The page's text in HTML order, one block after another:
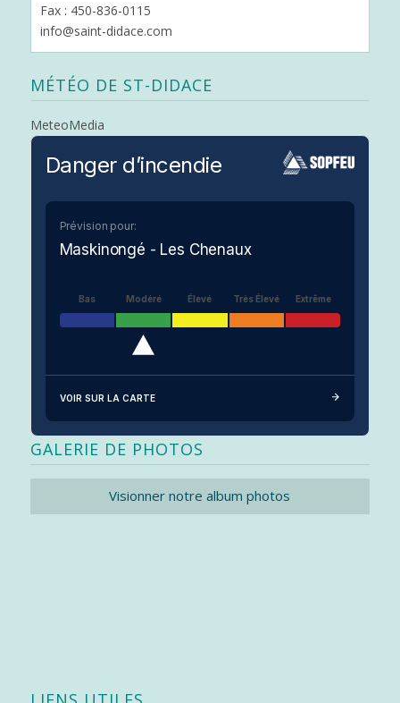
Fax : 450-836-0115
info@saint-didace.com
MÉTÉO DE ST-DIDACE
MeteoMedia
Danger d’incendie
Prévision pour:
Maskinongé - Les Chenaux
Bas Modéré Élevé Très Élevé Extrême
VOIR SUR LA CARTE
GALERIE DE PHOTOS
Visionner notre album photos